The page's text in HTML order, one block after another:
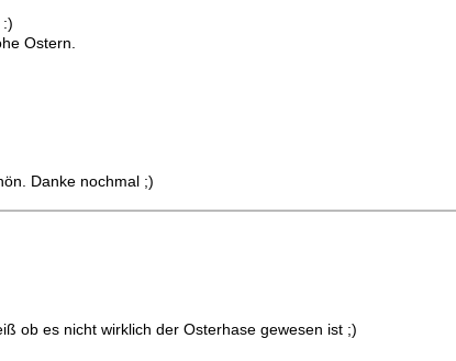
:)
Ostern.
Danke nochmal ;)
ob es nicht wirklich der Osterhase gewesen ist ;)